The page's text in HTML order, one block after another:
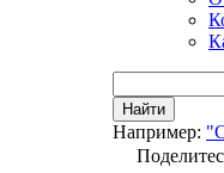
Найти
Например: